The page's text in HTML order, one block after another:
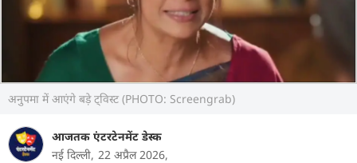
अनुपमा में आएंगे बड़े ट्विस्ट (PHOTO: Screengrab)
आजतक एंटरटेनमेंट डेस्क
नई दिल्ली, 22 अप्रैल 2026,